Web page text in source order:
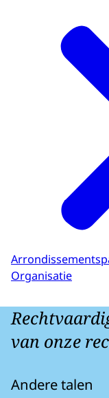
Organisatie
van onze
Andere talen